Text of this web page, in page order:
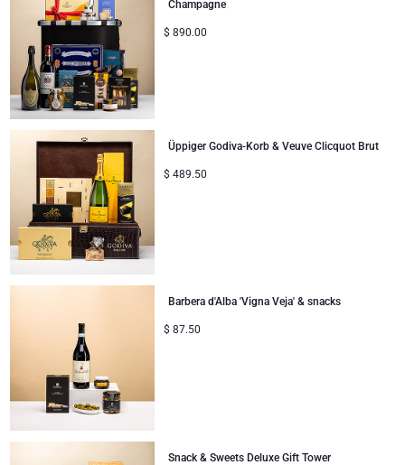
Champagne
$ 890.00
Üppiger Godiva-Korb & Veuve Clicquot Brut
$ 489.50
Barbera d'Alba 'Vigna Veja' & snacks
$ 87.50
Snack & Sweets Deluxe Gift Tower